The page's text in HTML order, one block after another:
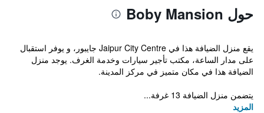
حول Boby Mansion
يقع منزل الضيافة هذا في Jaipur City Centre جايبور، و يوفر استقبال
على مدار الساعة، مكتب تأجير سيارات وخدمة الغرف. يوجد منزل
الضيافة هذا في مكان متميز في مركز المدينة.
يتضمن منزل الضيافة 13 غرفة...
المزيد